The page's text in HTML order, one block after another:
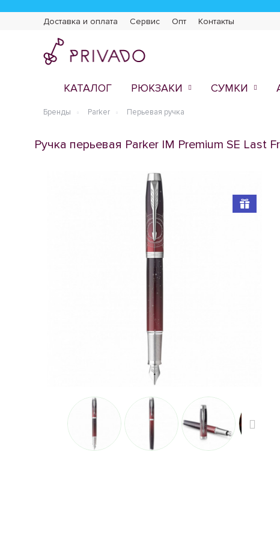
Доставка и оплата Сервис Опт Контакты
КАТАЛОГ РЮКЗАКИ СУМКИ
Бренды Parker Перьевая ручка
Ручка перьевая Parker IM Premium SE Last